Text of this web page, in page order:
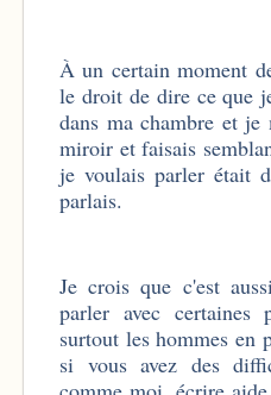
À un certain moment
le droit de dire ce que
dans ma chambre et je
miroir et faisais
je voulais parler était
parlais.
Je crois que c'est
parler avec certaines
surtout les hommes en
si vous avez des